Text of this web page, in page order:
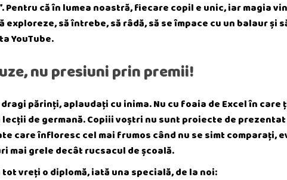
Pentru că în lumea noastră, fiecare copil e unic, iar magia
exploreze, să întrebe, să râdă, să se împace cu un balaur și
YouTube.
nu presiuni prin premii!
dragi părinți, aplaudați cu inima. Nu cu foaia de Excel în care
de germană. Copiii voștri nu sunt proiecte de
care înfloresc cel mai frumos când nu se simt comparați,
mai grele decât rucsacul de școală.
tot vreți o diplomă, iată una specială, de la noi: